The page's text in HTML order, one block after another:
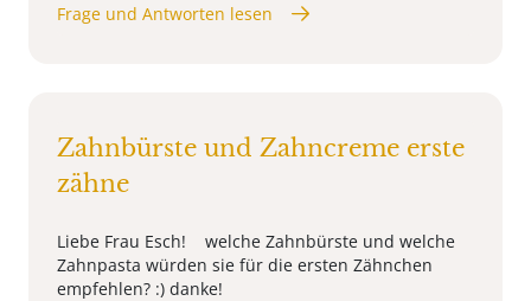
Frage und Antworten lesen
Zahnbürste und Zahncreme erste
zähne
Liebe Frau Esch! welche Zahnbürste und welche
Zahnpasta würden sie für die ersten Zähnchen
empfehlen? :) danke!